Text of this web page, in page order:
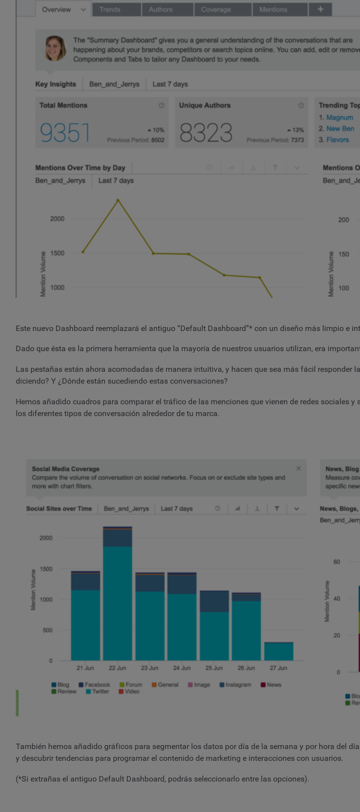
Este nuevo Dashboard reemplazará el antiguo “Default Dashboard”* con un diseño más limpio e
Dado que ésta es la primera herramienta que la mayoría de nuestros usuarios utilizan, era
Las pestañas están ahora acomodadas de manera intuitiva, y hacen que sea más fácil responder
diciendo? Y ¿Dónde están sucediendo estas conversaciones?
Hemos añadido cuadros para comparar el tráfico de las menciones que vienen de redes sociales
los diferentes tipos de conversación alrededor de tu marca.
También hemos añadido gráficos para segmentar los datos por día de la semana y por hora del
y descubrir tendencias para programar el contenido de marketing e interacciones con usuarios.
(*Si extrañas el antiguo Default Dashboard, podrás seleccionarlo entre las opciones).